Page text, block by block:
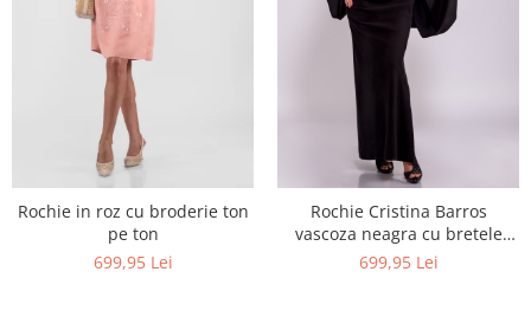
Rochie in roz cu broderie ton
pe ton
699,95 Lei
Rochie Cristina Barros
vascoza neagra cu bretele
lant auriu
699,95 Lei